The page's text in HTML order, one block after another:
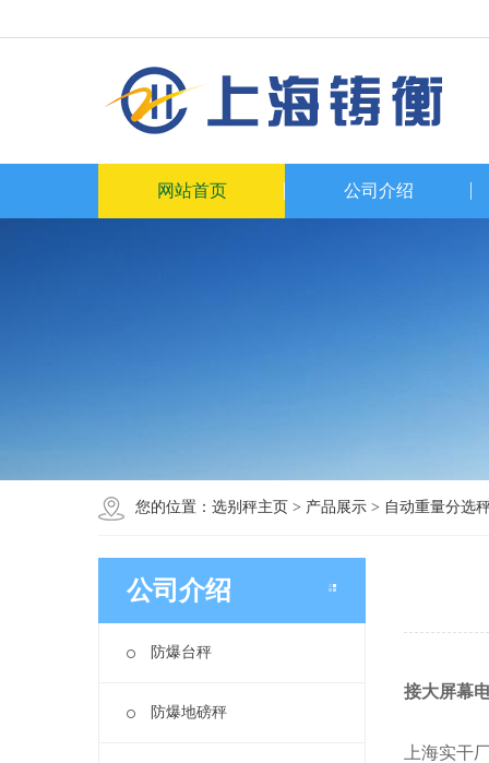
网站首页 公司介绍
您的位置： 选别秤主页 > 产品展示 > 自动重量分选
公司介绍
防爆台秤
防爆地磅秤
接大屏幕
上海实干